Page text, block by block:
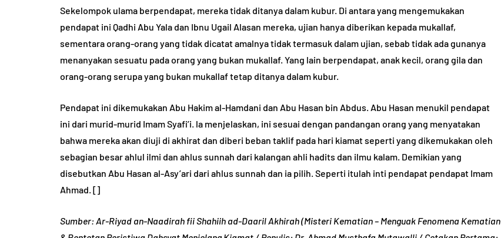
Sekelompok ulama berpendapat, mereka tidak ditanya dalam kubur. Di antara yang mengemukakan
pendapat ini Qadhi Abu Yala dan Ibnu Ugail Alasan mereka, ujian hanya diberikan kepada mukallaf,
sementara orang-orang yang tidak dicatat amalnya tidak termasuk dalam ujian, sebab tidak ada gunanya
menanyakan sesuatu pada orang yang bukan mukallaf. Yang lain berpendapat, anak kecil, orang gila dan
orang-orang serupa yang bukan mukallaf tetap ditanya dalam kubur.
Pendapat ini dikemukakan Abu Hakim al-Hamdani dan Abu Hasan bin Abdus. Abu Hasan menukil pendapat
ini dari murid-murid Imam Syafi’i. la menjelaskan, ini sesuai dengan pandangan orang yang menyatakan
bahwa mereka akan diuji di akhirat dan diberi beban taklif pada hari kiamat seperti yang dikemukakan oleh
sebagian besar ahlul ilmi dan ahlus sunnah dari kalangan ahli hadits dan ilmu kalam. Demikian yang
disebutkan Abu Hasan al-Asy’ari dari ahlus sunnah dan ia pilih. Seperti itulah inti pendapat pendapat Imam
Ahmad. []
Sumber: Ar-Riyad an-Naadirah fii Shahiih ad-Daaril Akhirah (Misteri Kematian – Menguak Fenomena Kematian